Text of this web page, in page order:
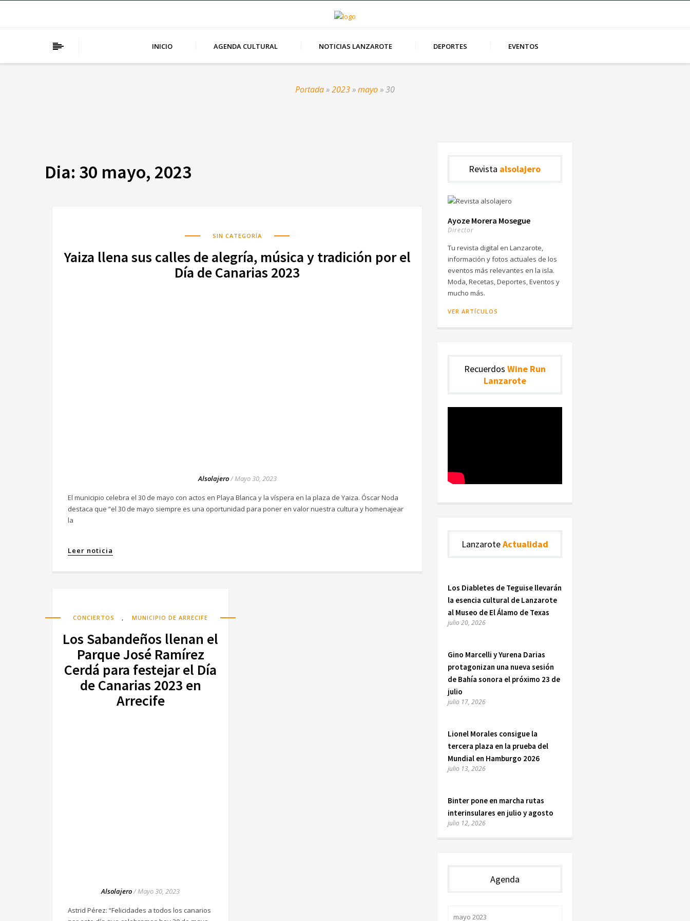
INICIO AGENDA CULTURAL NOTICIAS LANZAROTE DEPORTES EVENTOS
Portada»2023»mayo»30
Dia: 30 mayo, 2023
SIN CATEGORÍA
Yaiza llena sus calles de alegría, música y tradición por el
Día de Canarias 2023
Alsolajero/Mayo 30, 2023
El municipio celebra el 30 de mayo con actos en Playa Blanca y la víspera en la plaza de Yaiza. Óscar Noda
destaca que “el 30 de mayo siempre es una oportunidad para poner en valor nuestra cultura y homenajear
la
Leer noticia
CONCIERTOS , MUNICIPIO DE ARRECIFE
Los Sabandeños llenan el
Parque José Ramírez
Cerdá para festejar el Día
de Canarias 2023 en
Arrecife
Alsolajero/Mayo 30, 2023
Astrid Pérez: “Felicidades a todos los canarios
Revista alsolajero
Ayoze Morera Mosegue
Director
Tu revista digital en Lanzarote,
información y fotos actuales de los
eventos más relevantes en la isla.
Moda, Recetas, Deportes, Eventos y
mucho más.
VER ARTÍCULOS
Recuerdos Wine Run
Lanzarote
LanzaroteActualidad
Los Diabletes de Teguise llevarán
la esencia cultural de Lanzarote
al Museo de El Álamo de Texas
julio 20, 2026
Gino Marcelli y Yurena Darias
protagonizan una nueva sesión
de Bahía sonora el próximo 23 de
julio
julio 17, 2026
Lionel Morales consigue la
tercera plaza en la prueba del
Mundial en Hamburgo 2026
julio 13, 2026
Binter pone en marcha rutas
interinsulares en julio y agosto
julio 12, 2026
Agenda
mayo 2023